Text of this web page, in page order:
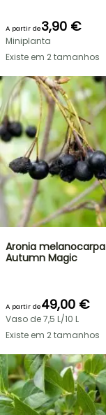
A partir de3,90 €
Miniplanta
Existe em 2 tamanhos
Aronia melanocarpa
Autumn Magic
A partir de49,00 €
Vaso de 7,5 L/10 L
Existe em 2 tamanhos